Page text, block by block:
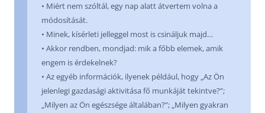
• Miért nem szóltál, egy nap alatt átvertem volna a
módosítását.
• Minek, kísérleti jelleggel most is csináljuk majd…
• Akkor rendben, mondjad: mik a főbb elemek, amik
engem is érdekelnek?
• Az egyéb információk, ilyenek például, hogy „Az Ön
jelenlegi gazdasági aktivitása fő munkáját tekintve?”;
„Milyen az Ön egészsége általában?”; „Milyen gyakran